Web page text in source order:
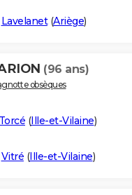
Lavelanet(Ariège)
(96 ans)
obsèques
Torcé (Ille-et-Vilaine)
Vitré (Ille-et-Vilaine)